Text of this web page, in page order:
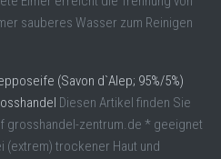
sauberes Wasser zum Reinigen
(Savon d`Alep; 95%/5%)
Diesen Artikel finden Sie
grosshandel-zentrum.de * geeignet
(extrem) trockener Haut und